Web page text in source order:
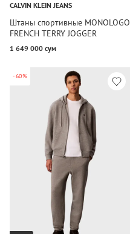
CALVIN KLEIN JEANS
Штаны спортивные MONOLOGO
FRENCH TERRY JOGGER
1 649 000 сум
-60%